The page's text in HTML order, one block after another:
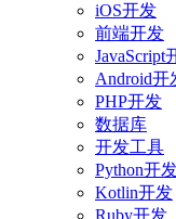
iOS开发
前端开发
JavaScript
Android开
PHP开发
数据库
开发工具
Python开
Kotlin开发
Ruby开发